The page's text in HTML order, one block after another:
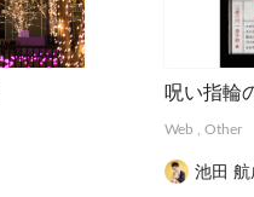
呪い指輪
Web ,Other
池田 航